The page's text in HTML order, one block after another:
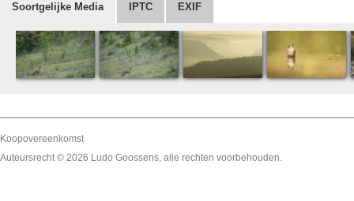
Soortgelijke Media IPTC EXIF
Koopovereenkomst
Auteursrecht © 2026 Ludo Goossens, alle rechten voorbehouden.